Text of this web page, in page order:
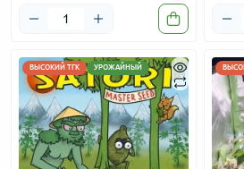
ВЫСОКИЙ ТГК УРОЖАЙНЫЙ